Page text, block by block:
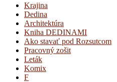
Krajina
Dedina
Architektúra
Kniha DEDINAMI
Ako stavať pod Rozsutcom
Pracovný zošit
Leták
Komix
F